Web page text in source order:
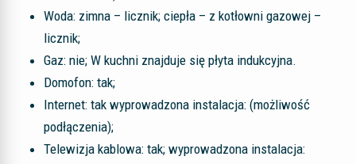
Woda: zimna – licznik; ciepła – z kotłowni gazowej –
licznik;
Gaz: nie; W kuchni znajduje się płyta indukcyjna.
Domofon: tak;
Internet: tak wyprowadzona instalacja: (możliwość
podłączenia);
Telewizja kablowa: tak; wyprowadzona instalacja: